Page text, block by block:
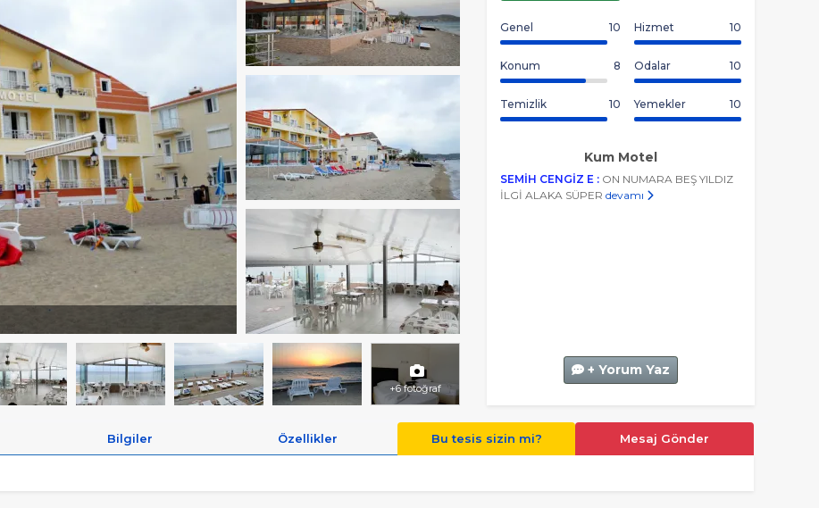
+6 fotoğraf
Genel 10 Hizmet 10
Konum 8 Odalar 10
Temizlik 10 Yemekler 10
Kum Motel
SEMİH CENGİZ E : ON NUMARA BEŞ YILDIZ
İLGİ ALAKA SÜPER devamı
+ Yorum Yaz
Bilgiler Özellikler Bu tesis sizin mi? Mesaj Gönder